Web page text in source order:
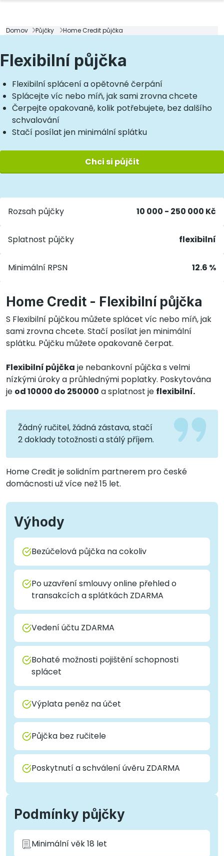
Domov Půjčky Home Credit půjčka
Flexibilní půjčka
Flexibilní splácení a opětovné čerpání
Splácejte víc nebo míň, jak sami zrovna chcete
Čerpejte opakovaně, kolik potřebujete, bez dalšího
schvalování
Stačí posílat jen minimální splátku
Chci si půjčit
Rozsah půjčky 10 000 - 250 000 Kč
Splatnost půjčky flexibilní
Minimální RPSN 12.6 %
Home Credit - Flexibilní půjčka
S Flexibilní půjčkou můžete splácet víc nebo míň, jak
sami zrovna chcete. Stačí posílat jen minimální
splátku. Půjčku můžete opakovaně čerpat.
Flexibilní půjčka je nebankovní půjčka s velmi
nízkými úroky a průhlednými poplatky. Poskytována
je od 10000 do 250000 a splatnost je flexibilní.
Žádný ručitel, žádná zástava, stačí
2 doklady totožnosti a stálý příjem.
Home Credit je solidním partnerem pro české
domácnosti už více než 15 let.
Výhody
Bezúčelová půjčka na cokoliv
Po uzavření smlouvy online přehled o
transakcích a splátkách ZDARMA
Vedení účtu ZDARMA
Bohaté možnosti pojištění schopnosti
splácet
Výplata peněz na účet
Půjčka bez ručitele
Poskytnutí a schválení úvěru ZDARMA
Podmínky půjčky
Minimální věk 18 let